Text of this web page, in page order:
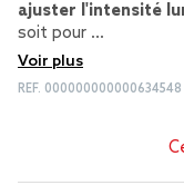
ajuster l'intensité
soit pour …
Voir plus
REF. 000000000000634548